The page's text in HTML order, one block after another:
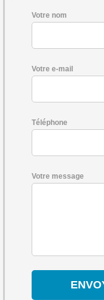
Votre nom
Votre e-mail
Téléphone
Votre message